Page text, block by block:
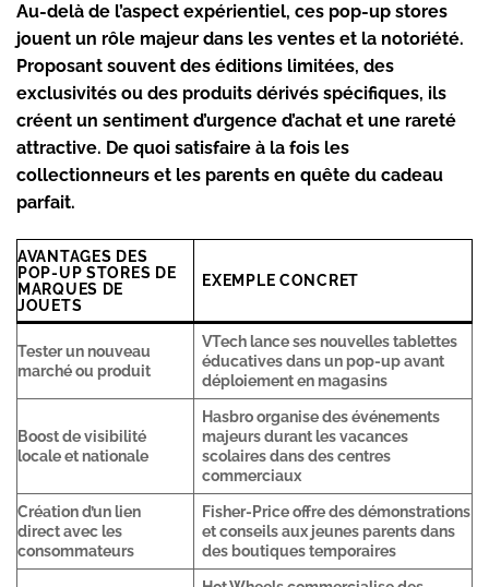
Au-delà de l’aspect expérientiel, ces pop-up stores
jouent un rôle majeur dans les ventes et la notoriété.
Proposant souvent des éditions limitées, des
exclusivités ou des produits dérivés spécifiques, ils
créent un sentiment d’urgence d’achat et une rareté
attractive. De quoi satisfaire à la fois les
collectionneurs et les parents en quête du cadeau
parfait.
AVANTAGES DES
POP-UP STORES DE
MARQUES DE
JOUETS
EXEMPLE CONCRET
Tester un nouveau
marché ou produit
VTech lance ses nouvelles tablettes
éducatives dans un pop-up avant
déploiement en magasins
Boost de visibilité
locale et nationale
Hasbro organise des événements
majeurs durant les vacances
scolaires dans des centres
commerciaux
Création d’un lien
direct avec les
consommateurs
Fisher-Price offre des démonstrations
et conseils aux jeunes parents dans
des boutiques temporaires